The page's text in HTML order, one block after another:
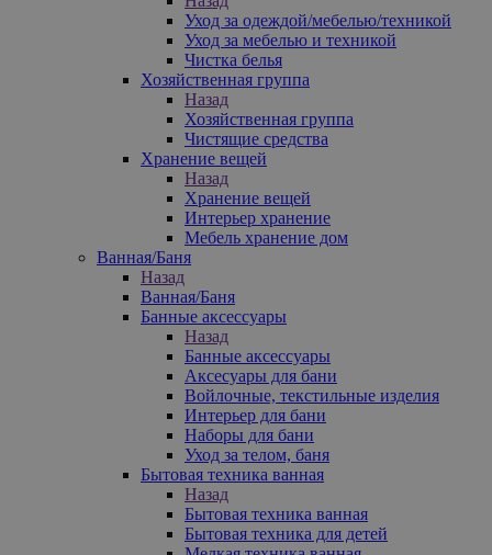
Уход за одеждой/мебелью/техникой
Уход за мебелью и техникой
Чистка белья
Хозяйственная группа
Назад
Хозяйственная группа
Чистящие средства
Хранение вещей
Назад
Хранение вещей
Интерьер хранение
Мебель хранение дом
Ванная/Баня
Назад
Ванная/Баня
Банные аксессуары
Назад
Банные аксессуары
Аксесуары для бани
Войлочные, текстильные изделия
Интерьер для бани
Наборы для бани
Уход за телом, баня
Бытовая техника ванная
Назад
Бытовая техника ванная
Бытовая техника для детей